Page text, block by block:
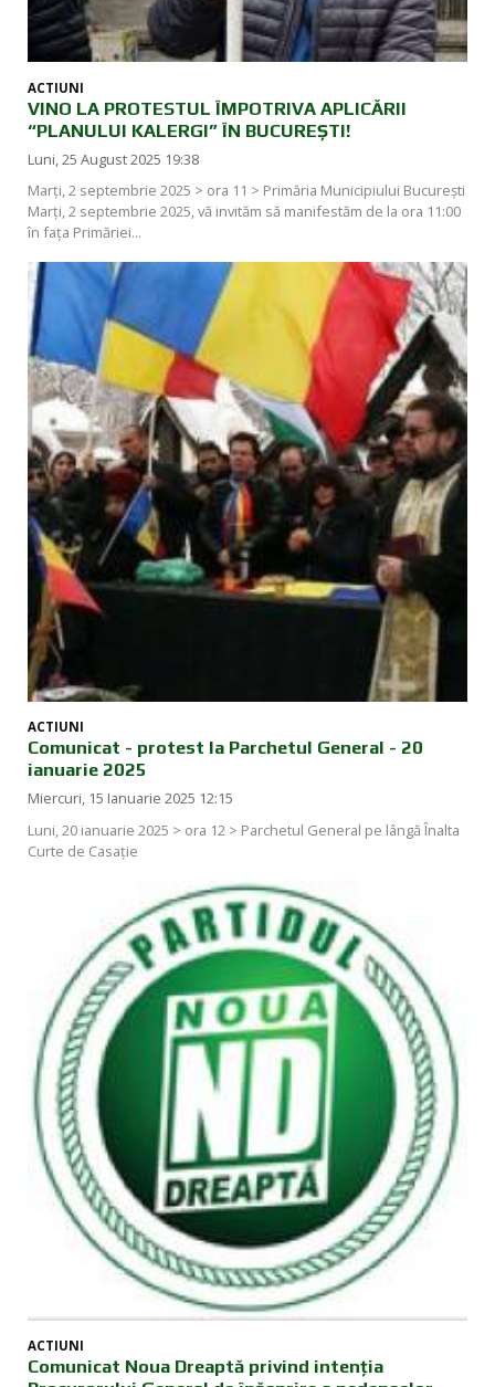
ACTIUNI
VINO LA PROTESTUL ÎMPOTRIVA APLICĂRII
“PLANULUI KALERGI” ÎN BUCUREȘTI!
Luni, 25 August 2025 19:38
Marți, 2 septembrie 2025 > ora 11 > Primăria Municipiului București
Marți, 2 septembrie 2025, vă invităm să manifestăm de la ora 11:00
în fața Primăriei...
ACTIUNI
Comunicat - protest la Parchetul General - 20
ianuarie 2025
Miercuri, 15 Ianuarie 2025 12:15
Luni, 20 ianuarie 2025 > ora 12 > Parchetul General pe lângă Înalta
Curte de Casație
ACTIUNI
Comunicat Noua Dreaptă privind intenția